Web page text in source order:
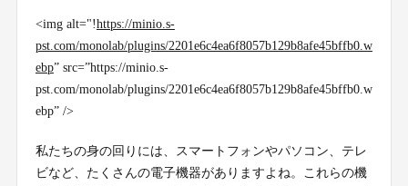
<img alt="!https://minio.s-
pst.com/monolab/plugins/2201e6c4ea6f8057b129b8afe45bffb0.w
ebp” src=”https://minio.s-
pst.com/monolab/plugins/2201e6c4ea6f8057b129b8afe45bffb0.w
ebp” />
私たちの身の回りには、スマートフォンやパソコン、テレ
ビなど、たくさんの電子機器がありますよね。これらの機